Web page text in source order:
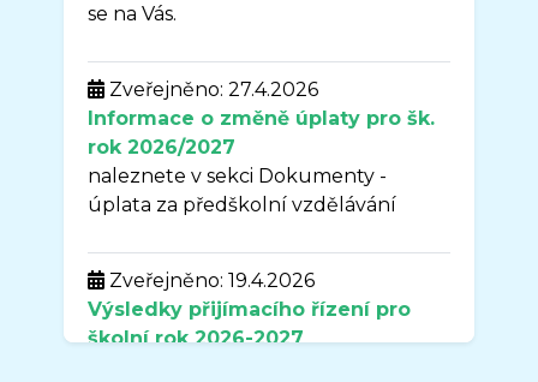
se na Vás.
Zveřejněno: 27.4.2026
Informace o změně úplaty pro šk.
rok 2026/2027
naleznete v sekci Dokumenty -
úplata za předškolní vzdělávání
Zveřejněno: 19.4.2026
Výsledky přijímacího řízení pro
školní rok2026-2027